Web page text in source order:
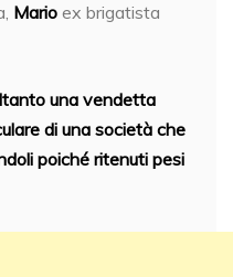
Mario ex brigatista
una vendetta
di una società che
poiché ritenuti pesi